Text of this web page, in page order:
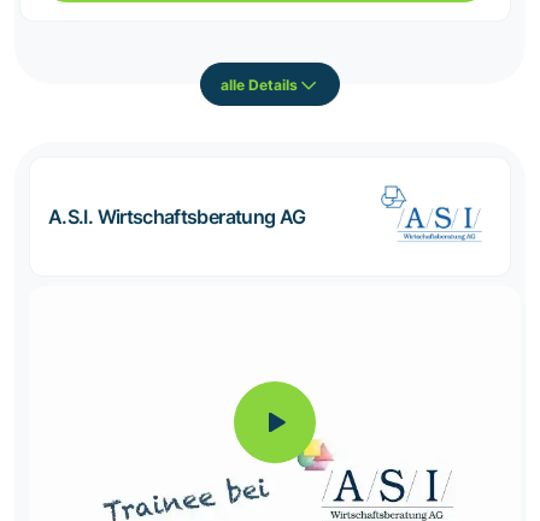
alle Details
A.S.I. Wirtschaftsberatung AG